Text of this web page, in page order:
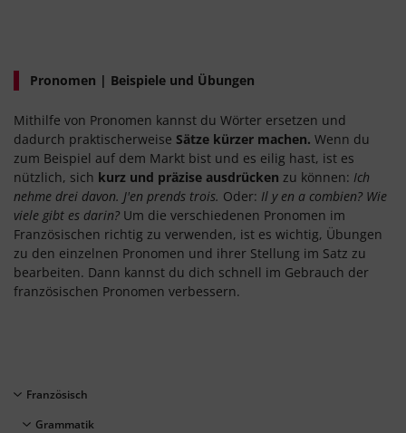
Pronomen | Beispiele und Übungen
Mithilfe von Pronomen kannst du Wörter ersetzen und
dadurch praktischerweise Sätze kürzer machen. Wenn du
zum Beispiel auf dem Markt bist und es eilig hast, ist es
nützlich, sich kurz und präzise ausdrücken zu können: Ich
nehme drei davon. J'en prends trois. Oder: Il y en a combien? Wie
viele gibt es darin? Um die verschiedenen Pronomen im
Französischen richtig zu verwenden, ist es wichtig, Übungen
zu den einzelnen Pronomen und ihrer Stellung im Satz zu
bearbeiten. Dann kannst du dich schnell im Gebrauch der
französischen Pronomen verbessern.
Französisch
Grammatik